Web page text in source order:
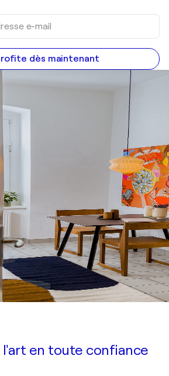
dès maintenant
en toute confiance